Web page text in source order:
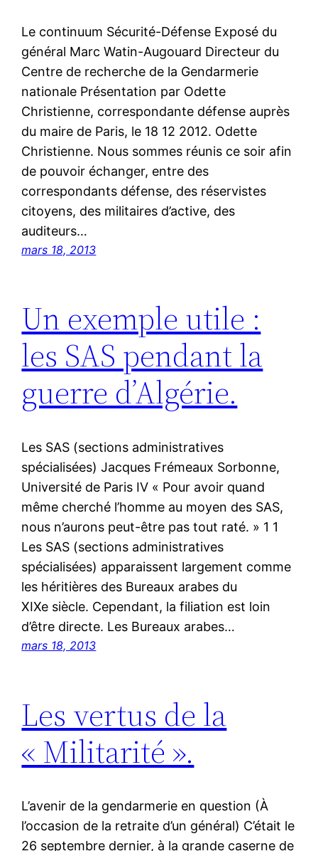
Le continuum Sécurité-Défense Exposé du
général Marc Watin-Augouard Directeur du
Centre de recherche de la Gendarmerie
nationale Présentation par Odette
Christienne, correspondante défense auprès
du maire de Paris, le 18 12 2012. Odette
Christienne. Nous sommes réunis ce soir afin
de pouvoir échanger, entre des
correspondants défense, des réservistes
citoyens, des militaires d’active, des
auditeurs…
mars 18, 2013
Un exemple utile :
les SAS pendant la
guerre d’Algérie.
Les SAS (sections administratives
spécialisées) Jacques Frémeaux Sorbonne,
Université de Paris IV « Pour avoir quand
même cherché l’homme au moyen des SAS,
nous n’aurons peut-être pas tout raté. » 1 1
Les SAS (sections administratives
spécialisées) apparaissent largement comme
les héritières des Bureaux arabes du
XIXe siècle. Cependant, la filiation est loin
d’être directe. Les Bureaux arabes…
mars 18, 2013
Les vertus de la
« Militarité ».
L’avenir de la gendarmerie en question (À
l’occasion de la retraite d’un général) C’était le
26 septembre dernier, à la grande caserne de